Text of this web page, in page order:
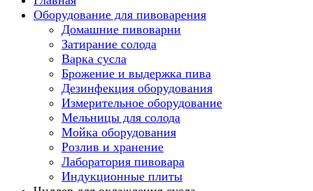
Оборудование для пивоварения
Домашние пивоварни
Затирание солода
Варка сусла
Брожение и выдержка пива
Дезинфекция оборудования
Измерительное оборудование
Мельницы для солода
Мойка оборудования
Розлив и хранение
Лаборатория пивовара
Индукционные плиты